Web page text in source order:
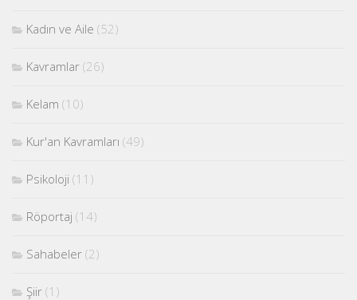
Kadın ve Aile (52)
Kavramlar (26)
Kelam (10)
Kur'an Kavramları (49)
Psikoloji (11)
Röportaj (14)
Sahabeler (2)
Şiir (1)